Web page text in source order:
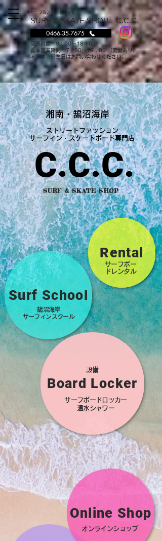
SURF & SKATE SHOPC.C.C.
0466-35-7675
サーフ＆スケートショップ
営業時間 9：00〜18：00
夏季営業時間 7：30〜19：00 （変動あり）
不定休 営業日はお問い合わせください。
湘南・鵠沼海岸
ストリートファッション
サーフィン・スケートボード専門店
C.C.C.
SURF & SKATE SHOP
Rental
サーフボー
ドレンタル
Surf School
鵠沼海岸
サーフィンスクール
Board Locker
サーフボードロッカー
温水シャワー
設備
Online Shop
オンラインショップ